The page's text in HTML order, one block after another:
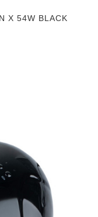
X 54W BLACK